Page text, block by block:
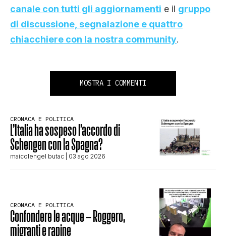
canale con tutti gli aggiornamenti e il gruppo
di discussione, segnalazione e quattro
chiacchiere con la nostra community.
MOSTRA I COMMENTI
CRONACA E POLITICA
L’Italia ha sospeso l’accordo di
Schengen con la Spagna?
maicolengel butac | 03 ago 2026
CRONACA E POLITICA
Confondere le acque – Roggero,
migranti e rapine